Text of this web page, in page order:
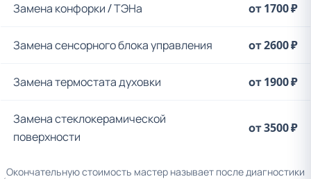
Замена конфорки / ТЭНа от 1700 ₽
Замена сенсорного блока управления от 2600 ₽
Замена термостата духовки от 1900 ₽
Замена стеклокерамической
поверхности
от 3500 ₽
Окончательную стоимость мастер называет после диагностики